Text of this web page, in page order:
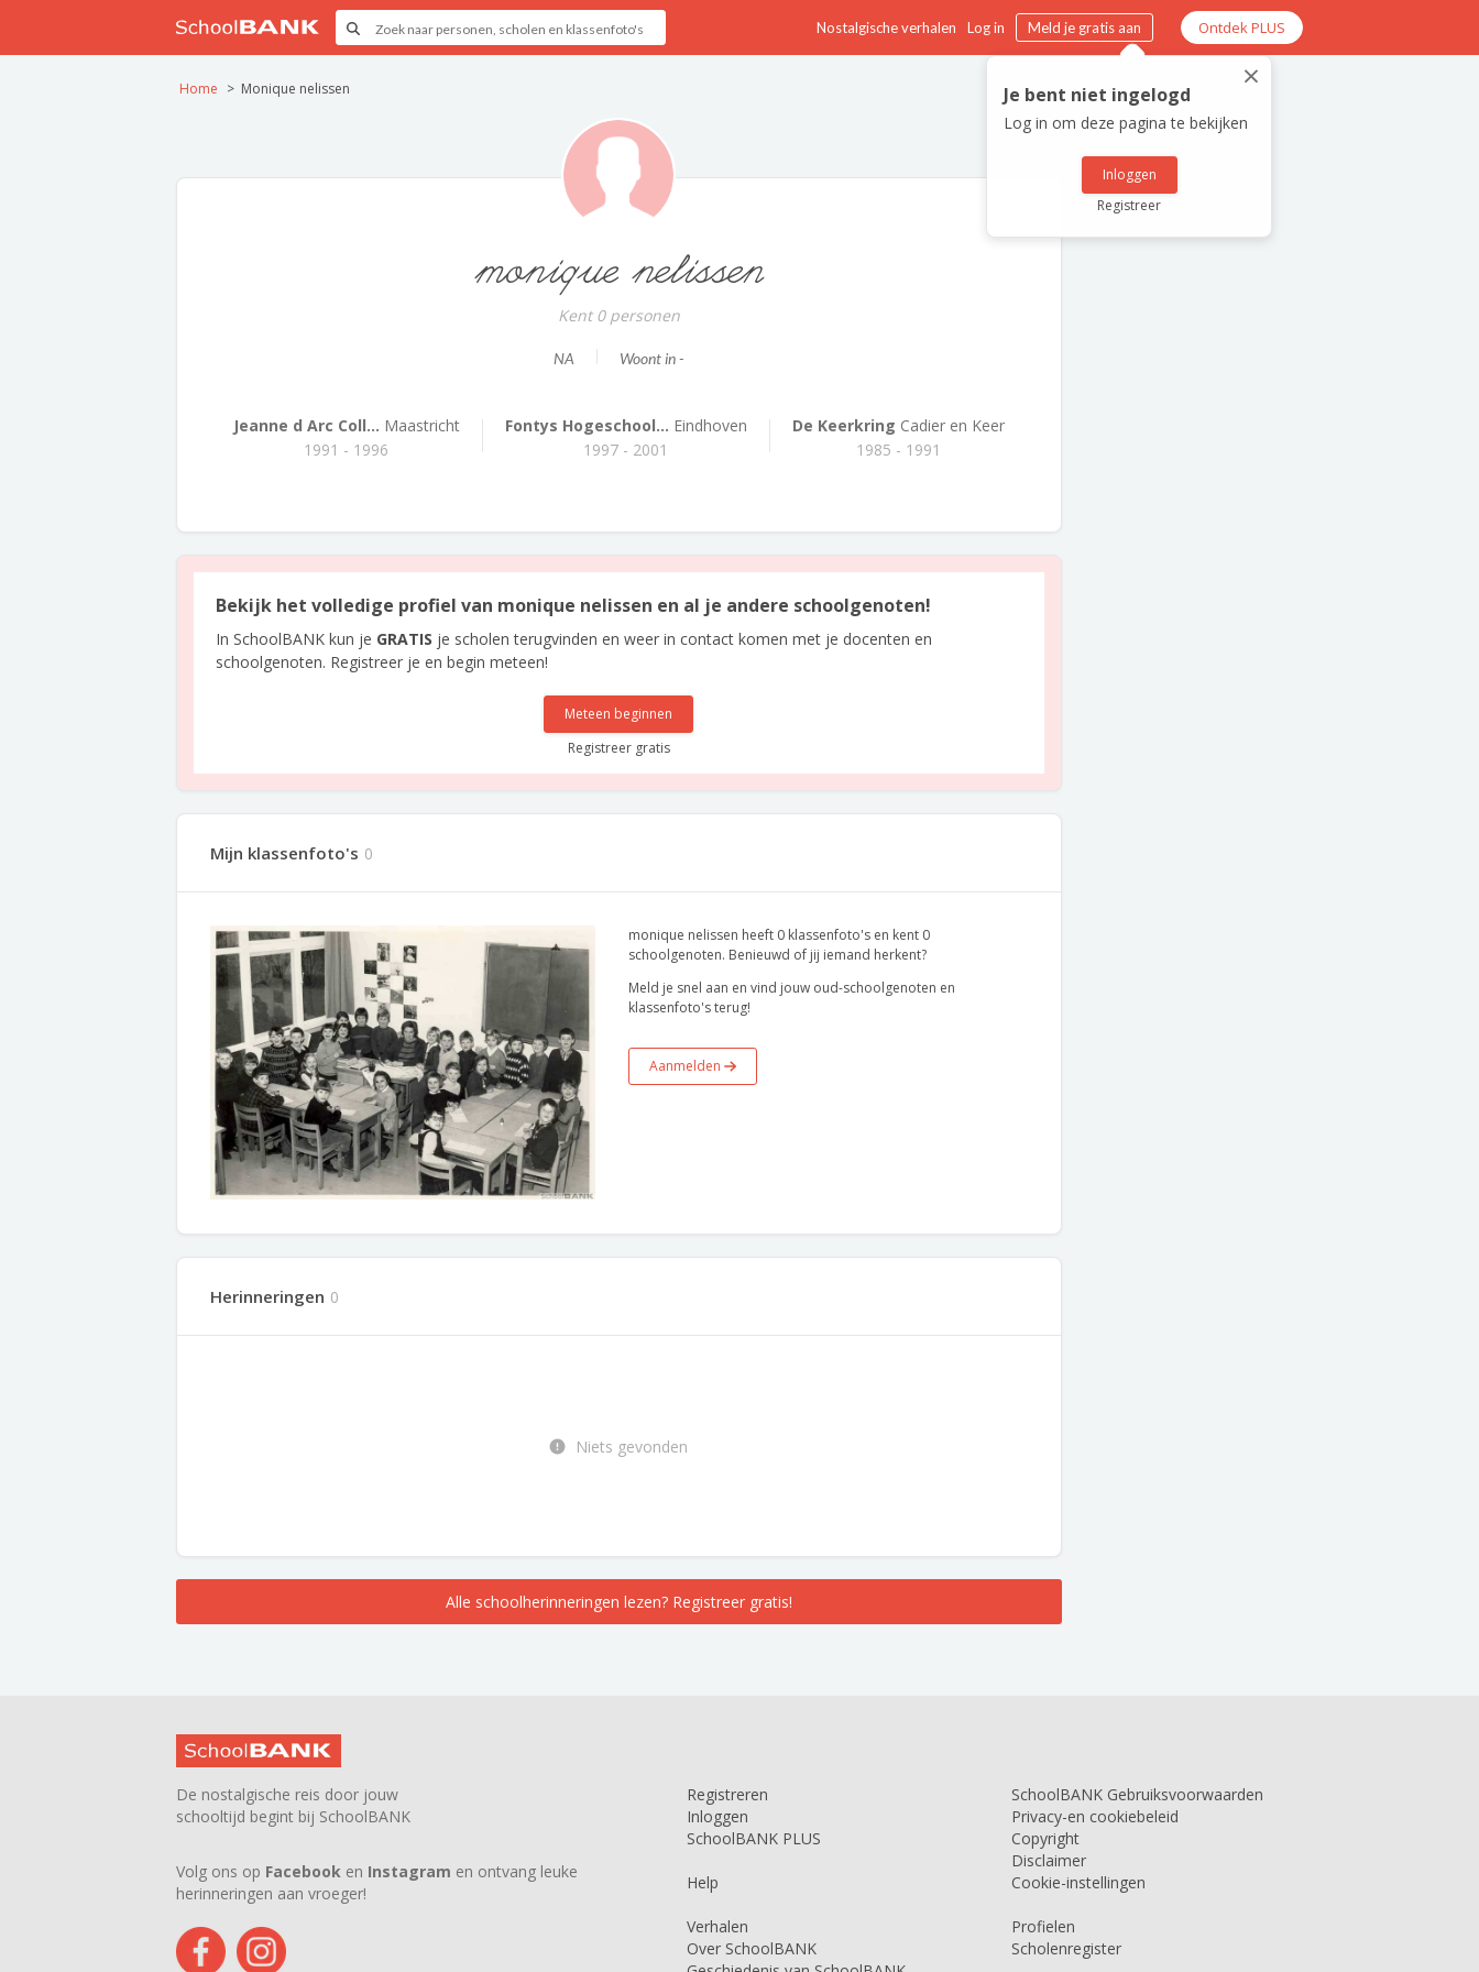
Nostalgische verhalen Log in Meld je gratis aan Ontdek PLUS
×
Je bent niet ingelogd
Log in om deze pagina te bekijken
Inloggen
Registreer
Home Monique nelissen
monique nelissen
Kent 0 personen
NA Woont in -
Jeanne d Arc Coll... Maastricht
1991 - 1996
Fontys Hogeschool... Eindhoven
1997 - 2001
De Keerkring Cadier en Keer
1985 - 1991
Bekijk het volledige profiel van monique nelissen en al je andere schoolgenoten!
In SchoolBANK kun je GRATIS je scholen terugvinden en weer in contact komen met je docenten en
schoolgenoten. Registreer je en begin meteen!
Meteen beginnen
Registreer gratis
Mijn klassenfoto's 0
monique nelissen heeft 0 klassenfoto's en kent 0
schoolgenoten. Benieuwd of jij iemand herkent?
Meld je snel aan en vind jouw oud-schoolgenoten en
klassenfoto's terug!
Aanmelden
Herinneringen 0
Niets gevonden
Alle schoolherinneringen lezen? Registreer gratis!
De nostalgische reis door jouw
schooltijd begint bij SchoolBANK
Volg ons op Facebook en Instagram en ontvang leuke
herinneringen aan vroeger!
Registreren
Inloggen
SchoolBANK PLUS
Help
Verhalen
Over SchoolBANK
SchoolBANK Gebruiksvoorwaarden
Privacy-en cookiebeleid
Copyright
Disclaimer
Cookie-instellingen
Profielen
Scholenregister